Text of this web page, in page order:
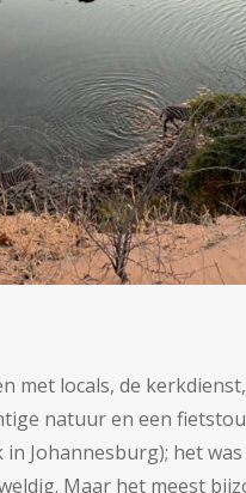
met locals, de kerkdienst,
natuur en een
in Johannesburg); het was
Maar het meest